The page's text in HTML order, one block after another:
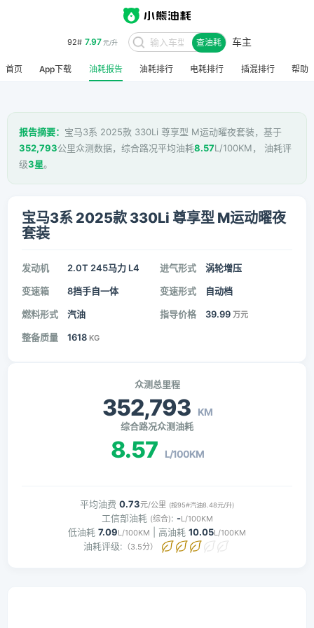
92# 7.97元/升 查油耗 车主
首页 App下载 油耗报告 油耗排行 电耗排行 插混排行 帮助
报告摘要： 宝马3系 2025款 330Li 尊享型 M运动曜夜套装，基于
352,793公里众测数据，综合路况平均油耗8.57L/100KM， 油耗评
级3星。
宝马3系 2025款 330Li 尊享型 M运动曜夜
套装
发动机 2.0T 245马力 L4 进气形式 涡轮增压
变速箱 8挡手自一体 变速形式 自动档
燃料形式 汽油 指导价格 39.99 万元
整备质量 1618 KG
众测总里程
352,793 KM
综合路况众测油耗
8.57 L/100KM
平均油费 0.73元/公里 (按95#汽油8.48元/升)
工信部油耗 (综合): -L/100KM
低油耗 7.09L/100KM | 高油耗 10.05L/100KM
油耗评级: （3.5分）